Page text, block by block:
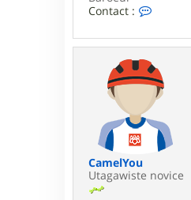
Contact :
n
t
c
t
e
j
b
CamelYou
Utagawiste novice